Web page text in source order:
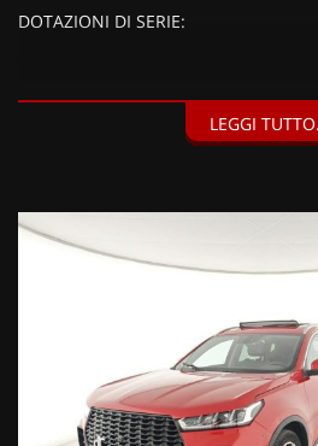
DOTAZIONI DI SERIE:
LEGGI